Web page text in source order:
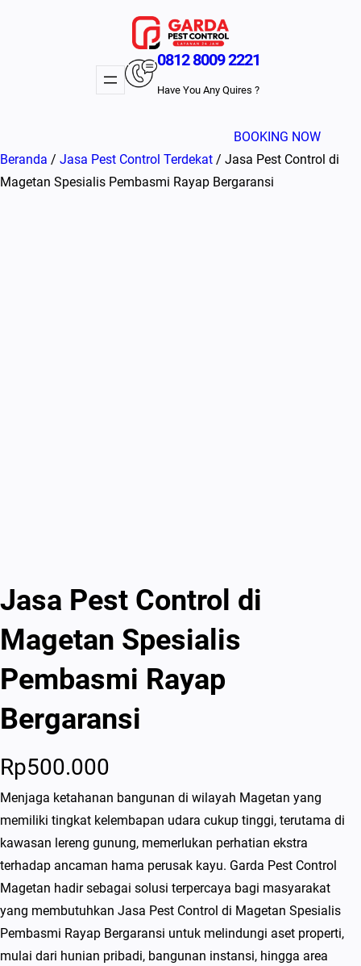
0812 8009 2221
Have You Any Quires ?
BOOKING NOW
Beranda / Jasa Pest Control Terdekat / Jasa Pest Control di
Magetan Spesialis Pembasmi Rayap Bergaransi
Jasa Pest Control di
Magetan Spesialis
Pembasmi Rayap
Bergaransi
Rp500.000
Menjaga ketahanan bangunan di wilayah Magetan yang
memiliki tingkat kelembapan udara cukup tinggi, terutama di
kawasan lereng gunung, memerlukan perhatian ekstra
terhadap ancaman hama perusak kayu. Garda Pest Control
Magetan hadir sebagai solusi terpercaya bagi masyarakat
yang membutuhkan Jasa Pest Control di Magetan Spesialis
Pembasmi Rayap Bergaransi untuk melindungi aset properti,
mulai dari hunian pribadi, bangunan instansi, hingga area